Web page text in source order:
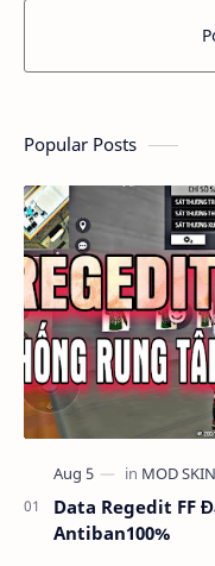
Popular Posts
Data Regedit FF
Antiban100%